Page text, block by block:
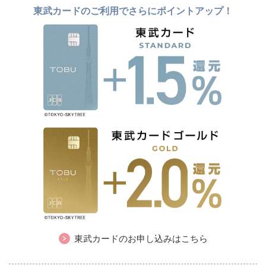
東武カードのご利用でさらにポイントアップ！
東武カードのお申し込みはこちら